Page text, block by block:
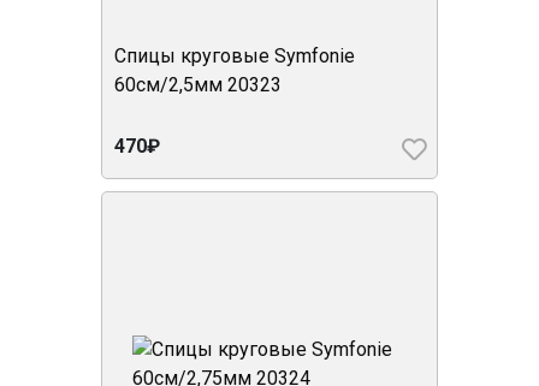
Спицы круговые Symfonie
60см/2,5мм 20323
470₽